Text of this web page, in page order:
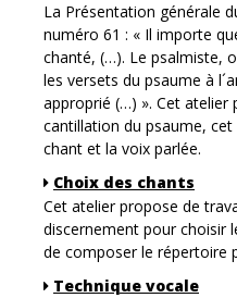
La Présentation générale
numéro 61 : « Il importe
chanté, (…). Le psalmiste,
les versets du psaume à
approprié (…) ». Cet atelier
cantillation du psaume,
chant et la voix parlée.
Choix des chants
Cet atelier propose de
discernement pour choisir
de composer le répertoire
Technique vocale